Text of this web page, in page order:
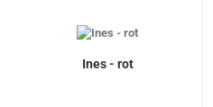
Ines - rot